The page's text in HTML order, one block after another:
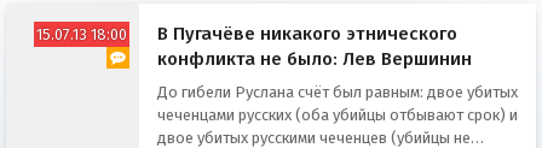
15.07.13 18:00
В Пугачёве никакого этнического
конфликта не было: Лев Вершинин
До гибели Руслана счёт был равным: двое убитых
чеченцами русских (оба убийцы отбывают срок) и
двое убитых русскими чеченцев (убийцы не